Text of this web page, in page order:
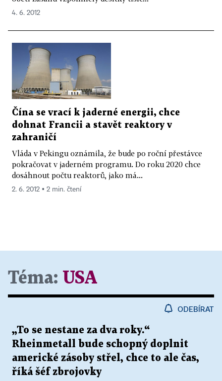
4. 6. 2012
Čína se vrací k jaderné energii, chce
dohnat Francii a stavět reaktory v
zahraničí
Vláda v Pekingu oznámila, že bude po roční přestávce
pokračovat v jaderném programu. Do roku 2020 chce
dosáhnout počtu reaktorů, jako má...
2. 6. 2012 ▪ 2 min. čtení
Téma: USA
ODEBÍRAT
„To se nestane za dva roky.“
Rheinmetall bude schopný doplnit
americké zásoby střel, chce to ale čas,
říká šéf zbrojovky